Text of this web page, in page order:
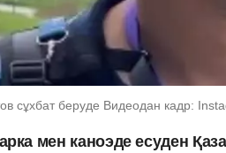
сұхбат беруде Видеодан кадр:
мен каноэде есуден